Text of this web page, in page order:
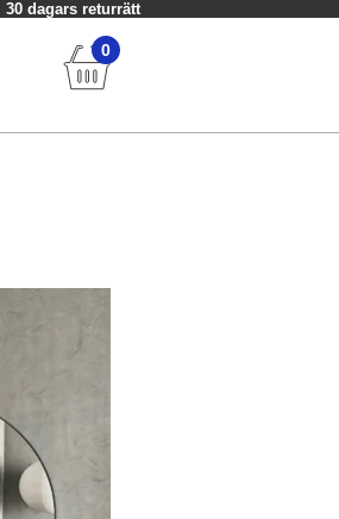
30 dagars returrätt
0